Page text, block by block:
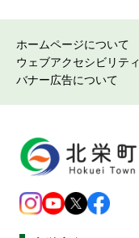
ホームページについて
ウェブアクセシビリティ
バナー広告について